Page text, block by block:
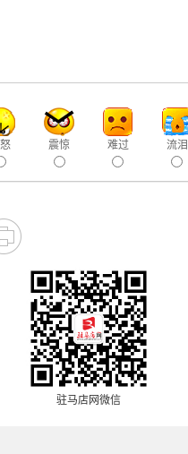
震惊 难过 流泪
驻马店网微信